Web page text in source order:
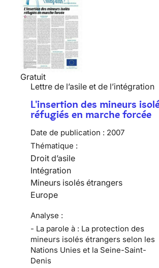
Gratuit
Lettre de l’asile et de l’intégration
L'insertion des mineurs
réfugiés en marche forcée
Date de publication : 2007
Thématique :
Droit d’asile
Intégration
Mineurs isolés étrangers
Europe
Analyse :
- La parole à : La protection des
mineurs isolés étrangers selon les
Nations Unies et la Seine-Saint-
Denis